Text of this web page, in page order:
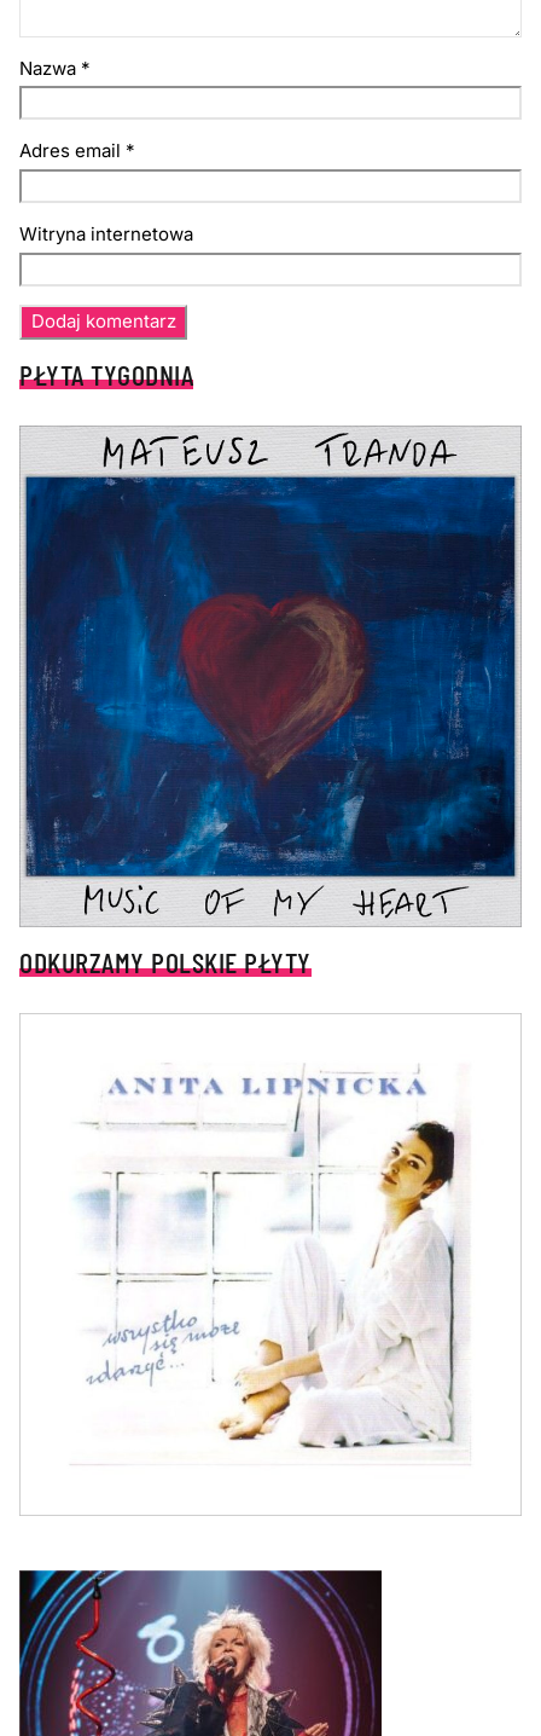
Nazwa *
Adres email *
Witryna internetowa
PŁYTA TYGODNIA
ODKURZAMY POLSKIE PŁYTY